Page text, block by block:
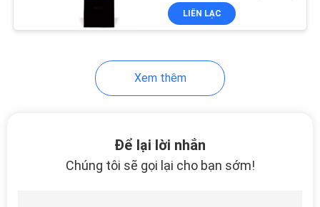
Màn hình LCD trong
LIÊN LẠC
Xem thêm
Để lại lời nhắn
Chúng tôi sẽ gọi lại cho bạn sớm!